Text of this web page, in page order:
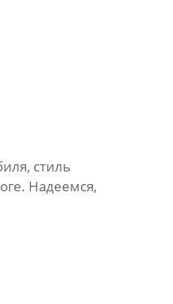
стиль
Надеемся,